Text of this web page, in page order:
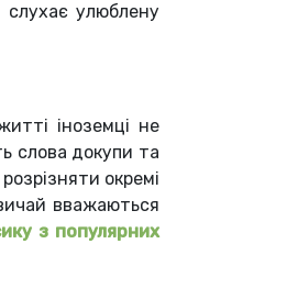
слухає улюблену
іноземці не
слова докупи та
окремі
вважаються
з популярних